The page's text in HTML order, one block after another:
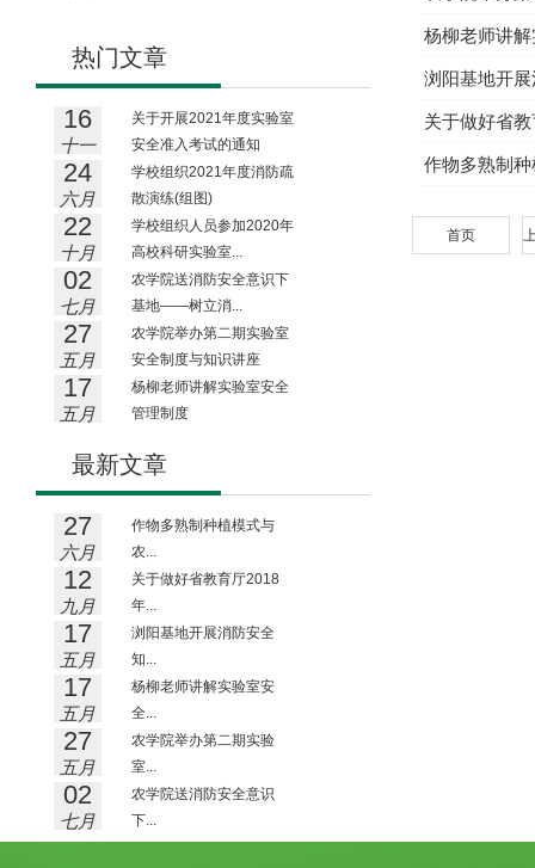
热门文章
16
十一
月
关于开展2021年度实验室
安全准入考试的通知
24
六月
学校组织2021年度消防疏
散演练(组图)
22
十月
学校组织人员参加2020年
高校科研实验室...
02
七月
农学院送消防安全意识下
基地——树立消...
27
五月
农学院举办第二期实验室
安全制度与知识讲座
17
五月
杨柳老师讲解实验室安全
管理制度
最新文章
27
六月
作物多熟制种植模式与
农...
12
九月
关于做好省教育厅2018
年...
17
五月
浏阳基地开展消防安全
知...
17
五月
杨柳老师讲解实验室安
全...
27
五月
农学院举办第二期实验
室...
02
七月
农学院送消防安全意识
下...
杨柳老师讲
浏阳基地开
关于做好省
作物多熟制
首页